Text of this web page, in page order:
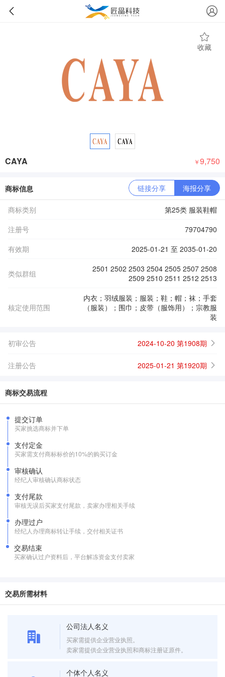
收藏
CAYA ￥9,750
商标信息 链接分享 海报分享
商标类别
第25类 服装鞋帽
注册号
79704790
有效期
2025-01-21 至 2035-01-20
类似群组
2501 2502 2503 2504 2505 2507 2508
2509 2510 2511 2512 2513
核定使用范围
内衣；羽绒服装；服装；鞋；帽；袜；手套
（服装）；围巾；皮带（服饰用）；宗教服
装
初审公告 2024-10-20 第1908期
注册公告 2025-01-21 第1920期
商标交易流程
提交订单
买家挑选商标并下单
支付定金
买家需支付商标标价的10%的购买订金
审核确认
经纪人审核确认商标状态
支付尾款
审核无误后买家支付尾款，卖家办理相关手续
办理过户
经纪人办理商标转让手续，交付相关证书
交易结束
买家确认过户资料后，平台解冻资金支付卖家
交易所需材料
公司法人名义
买家需提供企业营业执照。
卖家需提供企业营业执照和商标注册证原件。
个体个人名义